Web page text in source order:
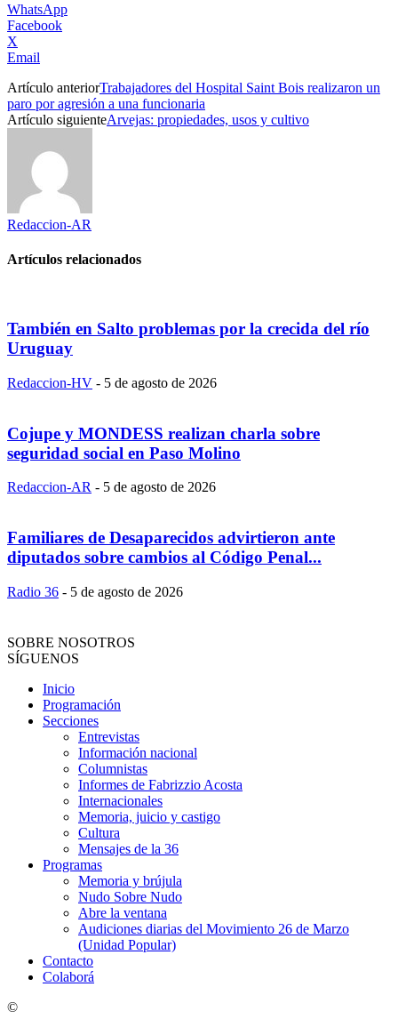
WhatsApp
Facebook
X
Email
Artículo anteriorTrabajadores del Hospital Saint Bois realizaron un
paro por agresión a una funcionaria
Artículo siguienteArvejas: propiedades, usos y cultivo
Redaccion-AR
Artículos relacionados
También en Salto problemas por la crecida del río
Uruguay
Redaccion-HV - 5 de agosto de 2026
Cojupe y MONDESS realizan charla sobre
seguridad social en Paso Molino
Redaccion-AR - 5 de agosto de 2026
Familiares de Desaparecidos advirtieron ante
diputados sobre cambios al Código Penal...
Radio 36 - 5 de agosto de 2026
SOBRE NOSOTROS
SÍGUENOS
Inicio
Programación
Secciones
Entrevistas
Información nacional
Columnistas
Informes de Fabrizzio Acosta
Internacionales
Memoria, juicio y castigo
Cultura
Mensajes de la 36
Programas
Memoria y brújula
Nudo Sobre Nudo
Abre la ventana
Audiciones diarias del Movimiento 26 de Marzo
(Unidad Popular)
Contacto
Colaborá
©